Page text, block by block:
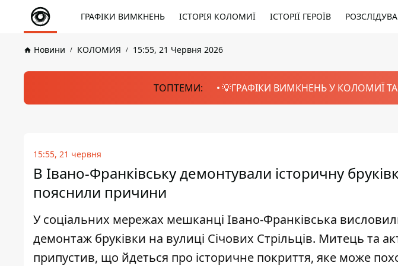
ГРАФІКИ ВИМКНЕНЬ ІСТОРІЯ КОЛОМИЇ ІСТОРІЇ ГЕРОЇВ
Новини КОЛОМИЯ 15:55, 21 Червня 2026
ТОПТЕМИ: 💡ГРАФІКИ ВИМКНЕНЬ У КОЛОМИЇ ТА
15:55, 21 червня
В Івано-Франківську демонтували історичну
пояснили причини
У соціальних мережах мешканці Івано-Франківська
демонтаж бруківки на вулиці Січових Стрільців. Митець та
припустив, що йдеться про історичне покриття, яке може